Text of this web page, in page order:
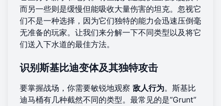
而另一些则是缓慢但能吸收大量伤害的坦克。忽视它
们不是一种选择，因为它们独特的能力会迅速压倒毫
无准备的玩家。让我们来分解一下不同类型以及将它
们送入下水道的最佳方法。
识别斯基比迪变体及其独特攻击
要掌握战场，你需要敏锐地观察 敌人行为。斯基比
迪马桶有几种截然不同的类型。最常见的是“Grunt”